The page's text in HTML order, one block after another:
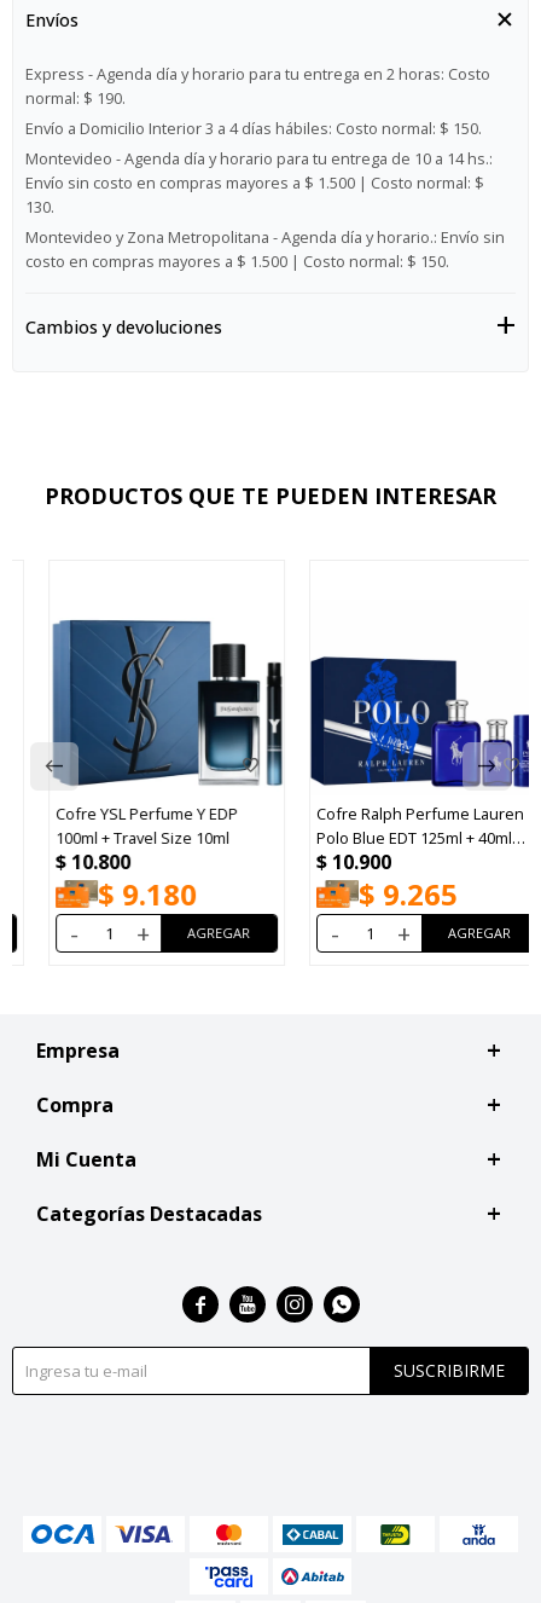
Envíos
Express - Agenda día y horario para tu entrega en 2 horas: Costo
normal: $ 190.
Envío a Domicilio Interior 3 a 4 días hábiles: Costo normal: $ 150.
Montevideo - Agenda día y horario para tu entrega de 10 a 14 hs.:
Envío sin costo en compras mayores a $ 1.500 | Costo normal: $
130.
Montevideo y Zona Metropolitana - Agenda día y horario.: Envío sin
costo en compras mayores a $ 1.500 | Costo normal: $ 150.
Cambios y devoluciones
PRODUCTOS QUE TE PUEDEN INTERESAR
Cofre YSL Perfume Y EDP
100ml + Travel Size 10ml
10.800
$9.180
Cofre Ralph Perfume Lauren
Polo Blue EDT 125ml + 40ml
+Desodorante 75ml
10.900
$9.265
Empresa
Compra
Mi Cuenta
Categorías Destacadas
SUSCRIBIRME
   